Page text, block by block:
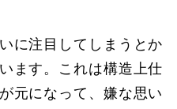
に注目してしまうとか
ます。これは構造上仕
元になって、嫌な思い